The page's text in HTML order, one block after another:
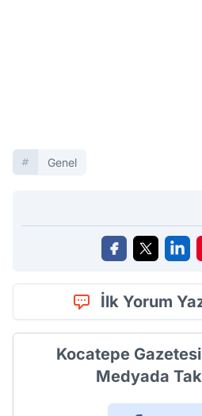
Genel
İlk Yorum
Kocatepe
Medyada